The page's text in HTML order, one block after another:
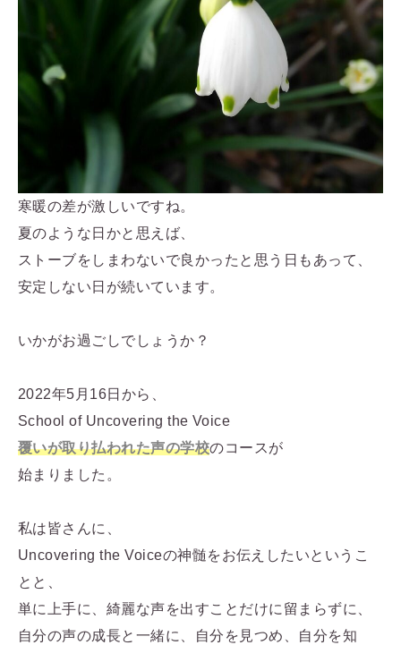
寒暖の差が激しいですね。
夏のような日かと思えば、
ストーブをしまわないで良かったと思う日もあって、
安定しない日が続いています。
いかがお過ごしでしょうか？
2022年5月16日から、
School of Uncovering the Voice
覆いが取り払われた声の学校のコースが
始まりました。
私は皆さんに、
Uncovering the Voiceの神髄をお伝えしたいというこ
とと、
単に上手に、綺麗な声を出すことだけに留まらずに、
自分の声の成長と一緒に、自分を見つめ、自分を知